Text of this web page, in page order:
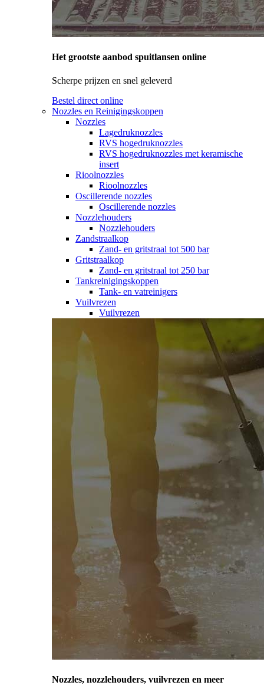
Het grootste aanbod spuitlansen online
Scherpe prijzen en snel geleverd
Bestel direct online
Nozzles en Reinigingskoppen
Nozzles
Lagedruknozzles
RVS hogedruknozzles
RVS hogedruknozzles met keramische
insert
Rioolnozzles
Rioolnozzles
Oscillerende nozzles
Oscillerende nozzles
Nozzlehouders
Nozzlehouders
Zandstraalkop
Zand- en gritstraal tot 500 bar
Gritstraalkop
Zand- en gritstraal tot 250 bar
Tankreinigingskoppen
Tank- en vatreinigers
Vuilvrezen
Vuilvrezen
Nozzles, nozzlehouders, vuilvrezen en meer